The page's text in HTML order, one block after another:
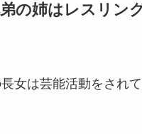
の姉はレスリン
女は芸能活動をされ